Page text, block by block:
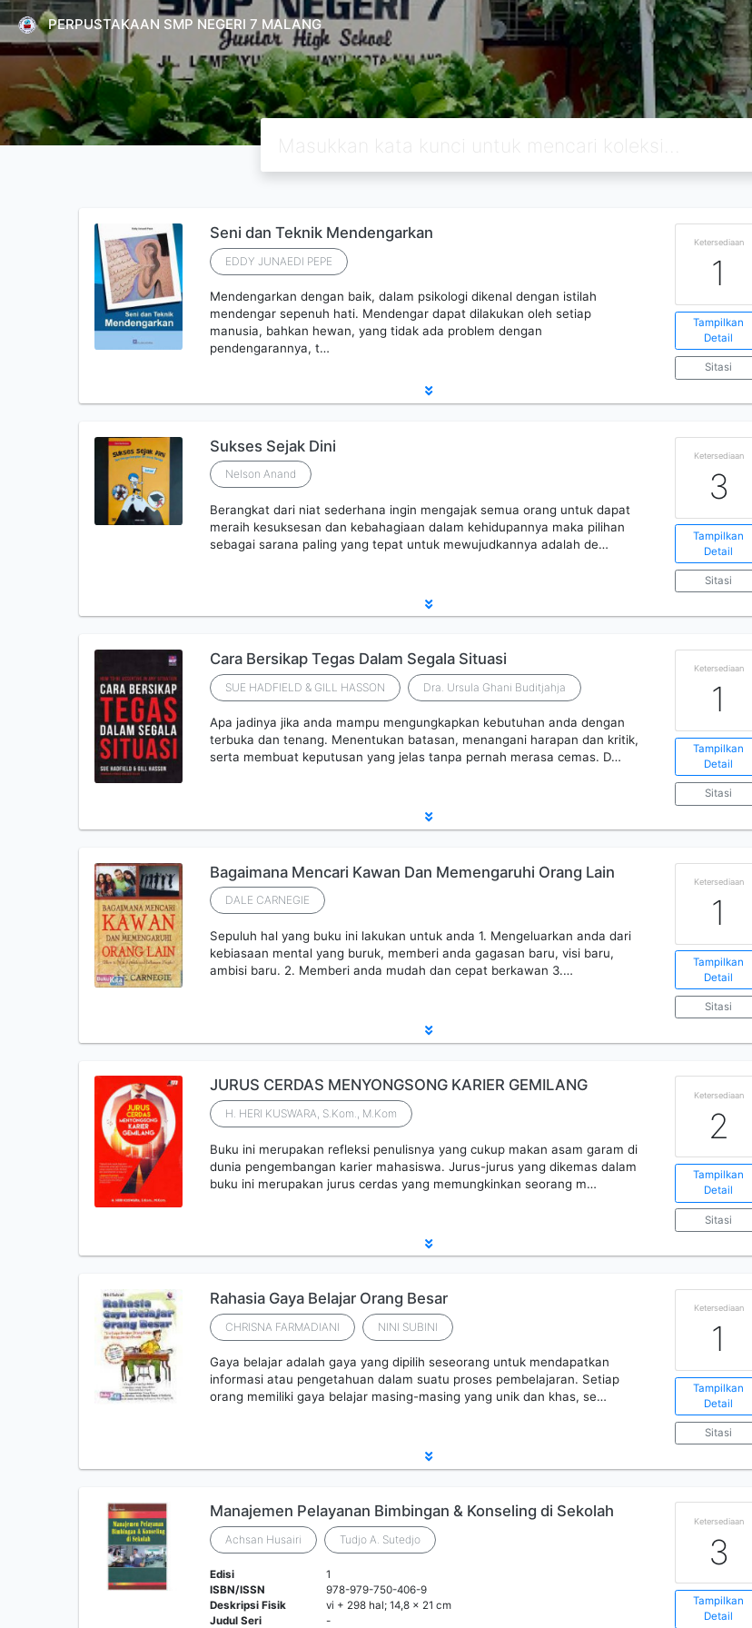
PERPUSTAKAAN SMP NEGERI 7 MALANG
Seni dan Teknik Mendengarkan
EDDY JUNAEDI PEPE
Mendengarkan dengan baik, dalam psikologi dikenal dengan istilah
mendengar sepenuh hati. Mendengar dapat dilakukan oleh setiap
manusia, bahkan hewan, yang tidak ada problem dengan
pendengarannya, t…
Ketersediaan
1
Tampilkan
Detail
Sitasi
Sukses Sejak Dini
Nelson Anand
Berangkat dari niat sederhana ingin mengajak semua orang untuk dapat
meraih kesuksesan dan kebahagiaan dalam kehidupannya maka pilihan
sebagai sarana paling yang tepat untuk mewujudkannya adalah de…
Ketersediaan
3
Tampilkan
Detail
Sitasi
Cara Bersikap Tegas Dalam Segala Situasi
SUE HADFIELD & GILL HASSON Dra. Ursula Ghani Buditjahja
Apa jadinya jika anda mampu mengungkapkan kebutuhan anda dengan
terbuka dan tenang. Menentukan batasan, menangani harapan dan kritik,
serta membuat keputusan yang jelas tanpa pernah merasa cemas. D…
Ketersediaan
1
Tampilkan
Detail
Sitasi
Bagaimana Mencari Kawan Dan Memengaruhi Orang Lain
DALE CARNEGIE
Sepuluh hal yang buku ini lakukan untuk anda 1. Mengeluarkan anda dari
kebiasaan mental yang buruk, memberi anda gagasan baru, visi baru,
ambisi baru. 2. Memberi anda mudah dan cepat berkawan 3.…
Ketersediaan
1
Tampilkan
Detail
Sitasi
JURUS CERDAS MENYONGSONG KARIER GEMILANG
H. HERI KUSWARA, S.Kom., M.Kom
Buku ini merupakan refleksi penulisnya yang cukup makan asam garam di
dunia pengembangan karier mahasiswa. Jurus-jurus yang dikemas dalam
buku ini merupakan jurus cerdas yang memungkinkan seorang m…
Ketersediaan
2
Tampilkan
Detail
Sitasi
Rahasia Gaya Belajar Orang Besar
CHRISNA FARMADIANI NINI SUBINI
Gaya belajar adalah gaya yang dipilih seseorang untuk mendapatkan
informasi atau pengetahuan dalam suatu proses pembelajaran. Setiap
orang memiliki gaya belajar masing-masing yang unik dan khas, se…
Ketersediaan
1
Tampilkan
Detail
Sitasi
Manajemen Pelayanan Bimbingan & Konseling di Sekolah
Achsan Husairi Tudjo A. Sutedjo
Edisi
1
ISBN/ISSN
978-979-750-406-9
Deskripsi Fisik
vi + 298 hal; 14,8 x 21 cm
Judul Seri
-
Ketersediaan
3
Tampilkan
Detail